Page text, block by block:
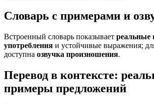
Словарь с примерами и
Встроенный словарь показывает реальные
употребления и устойчивые выражения;
доступна озвучка произношения.
Перевод в контексте:
примеры предложений